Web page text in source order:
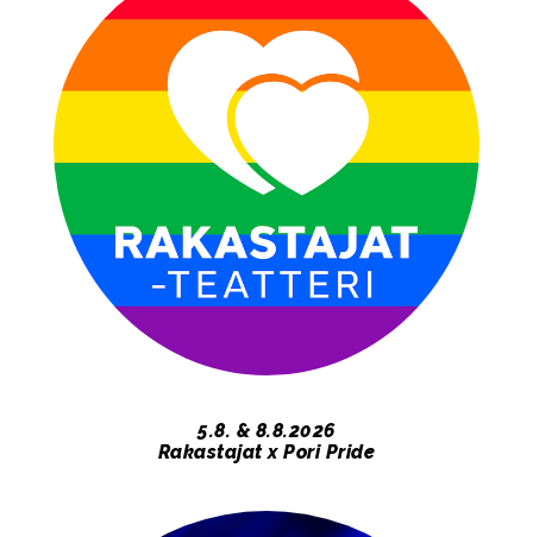
​​​​​​​5.8. & 8.8.2026
​​​​​​​Rakastajat x Pori Pride